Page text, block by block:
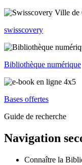
swisscovery
Bibliothèque numérique
Bases offertes
Guide de recherche
Navigation
Connaître la